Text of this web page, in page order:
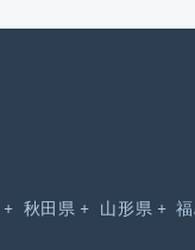
秋田県 山形県